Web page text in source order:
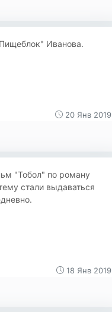
Иванова.
20 Янв 2019
"Тобол" по роману
стали выдаваться
18 Янв 2019